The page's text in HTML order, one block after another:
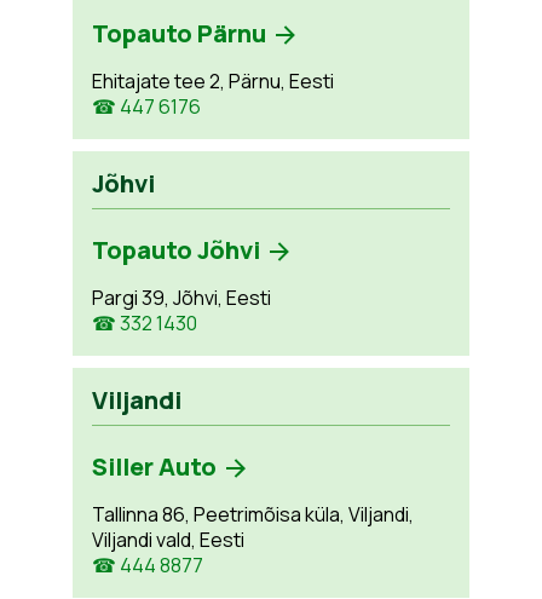
Topauto Pärnu
Ehitajate tee 2, Pärnu, Eesti
☎ 447 6176
Jõhvi
Topauto Jõhvi
Pargi 39, Jõhvi, Eesti
☎ 332 1430
Viljandi
Siller Auto
Tallinna 86, Peetrimõisa küla, Viljandi,
Viljandi vald, Eesti
☎ 444 8877